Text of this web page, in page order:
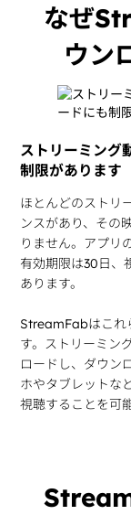
なぜ
ウン
ストリーミング
制限があります
ほとんどのストリ
ンスがあり、その
りません。アプリ
有効期限は30日、
あります。
StreamFabはこれ
す。ストリーミン
ロードし、ダウン
ホやタブレットな
視聴することを可